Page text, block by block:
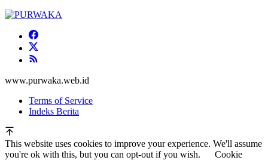
www.purwaka.web.id
Terms of Service
Indeks Berita
This website uses cookies to improve your experience. We'll assume
you're ok with this, but you can opt-out if you wish.
Cookie